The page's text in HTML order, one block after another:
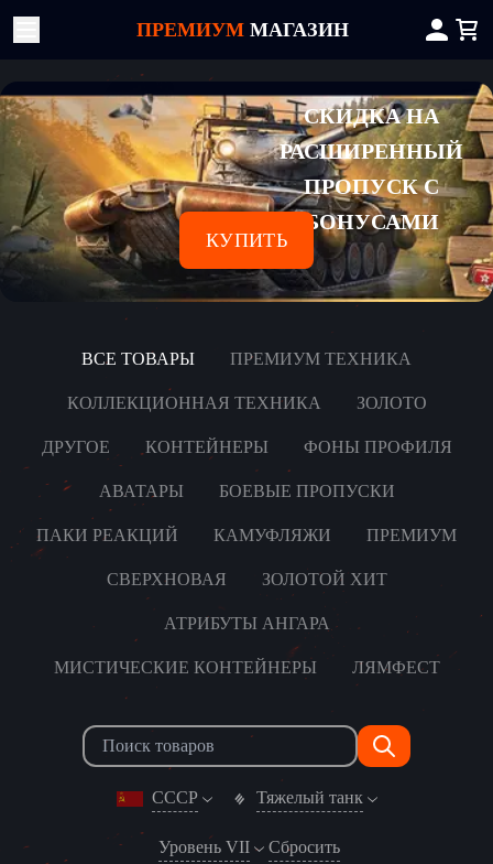
ПРЕМИУМ МАГАЗИН
СКИДКА НА
РАСШИРЕННЫЙ
ПРОПУСК С
БОНУСАМИ
КУПИТЬ
ВСЕ ТОВАРЫ ПРЕМИУМ ТЕХНИКА
КОЛЛЕКЦИОННАЯ ТЕХНИКА ЗОЛОТО
ДРУГОЕ КОНТЕЙНЕРЫ ФОНЫ ПРОФИЛЯ
АВАТАРЫ БОЕВЫЕ ПРОПУСКИ
ПАКИ РЕАКЦИЙ КАМУФЛЯЖИ ПРЕМИУМ
СВЕРХНОВАЯ ЗОЛОТОЙ ХИТ
АТРИБУТЫ АНГАРА
МИСТИЧЕСКИЕ КОНТЕЙНЕРЫ ЛЯМФЕСТ
СССР Тяжелый танк
Уровень VII Сбросить